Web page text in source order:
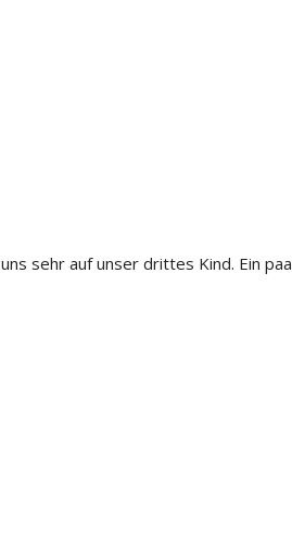
sehr auf unser drittes Kind. Ein